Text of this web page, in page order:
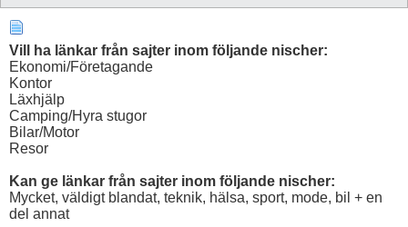
Vill ha länkar från sajter inom följande nischer:
Ekonomi/Företagande
Kontor
Läxhjälp
Camping/Hyra stugor
Bilar/Motor
Resor
Kan ge länkar från sajter inom följande nischer:
Mycket, väldigt blandat, teknik, hälsa, sport, mode, bil + en
del annat